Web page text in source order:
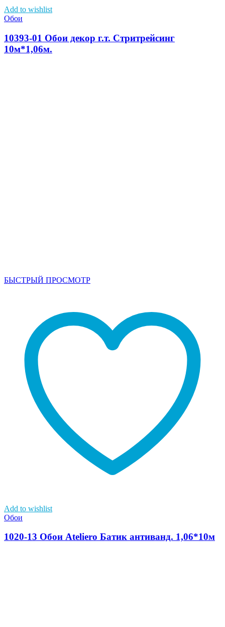
Add to wishlist
Обои
10393-01 Обои декор г.т. Стритрейсинг
10м*1,06м.
БЫСТРЫЙ ПРОСМОТР
Add to wishlist
Обои
1020-13 Обои Ateliero Батик антиванд. 1,06*10м